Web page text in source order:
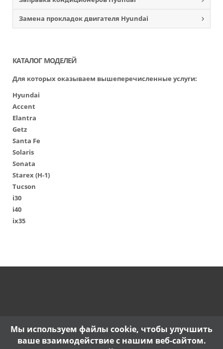
Замена прокладок двигателя Hyundai
КАТАЛОГ МОДЕЛЕЙ
Для которых оказываем вышеперечисленные услуги:
Hyundai
Accent
Elantra
Getz
Santa Fe
Solaris
Sonata
Starex (H-1)
Tucson
i30
i40
ix35
Мы используем файлы cookie, чтобы улучшить
ваше взаимодействие с нашим веб-сайтом.